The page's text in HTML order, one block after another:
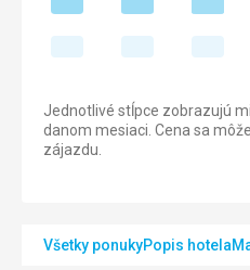
Jednotlivé stĺpce zobrazujú
danom mesiaci. Cena sa
zájazdu.
Všetky ponukyPopis hotela